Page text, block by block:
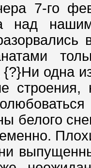
7-го
над
одна
белого